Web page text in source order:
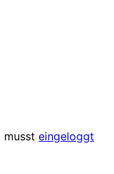
musst eingeloggt